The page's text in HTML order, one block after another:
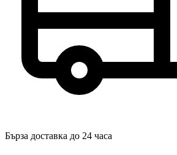
Бърза доставка до 24 часа